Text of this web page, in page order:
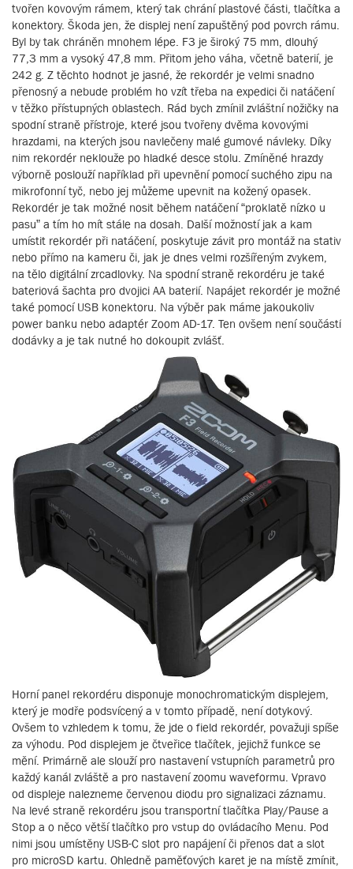
tvořen kovovým rámem, který tak chrání plastové části, tlačítka a
konektory. Škoda jen, že displej není zapuštěný pod povrch rámu.
Byl by tak chráněn mnohem lépe. F3 je široký 75 mm, dlouhý
77,3 mm a vysoký 47,8 mm. Přitom jeho váha, včetně baterií, je
242 g. Z těchto hodnot je jasné, že rekordér je velmi snadno
přenosný a nebude problém ho vzít třeba na expedici či natáčení
v těžko přístupných oblastech. Rád bych zmínil zvláštní nožičky na
spodní straně přístroje, které jsou tvořeny dvěma kovovými
hrazdami, na kterých jsou navlečeny malé gumové návleky. Díky
nim rekordér neklouže po hladké desce stolu. Zmíněné hrazdy
výborně poslouží například při upevnění pomocí suchého zipu na
mikrofonní tyč, nebo jej můžeme upevnit na kožený opasek.
Rekordér je tak možné nosit během natáčení “proklatě nízko u
pasu” a tím ho mít stále na dosah. Další možností jak a kam
umístit rekordér při natáčení, poskytuje závit pro montáž na stativ
nebo přímo na kameru či, jak je dnes velmi rozšířeným zvykem,
na tělo digitální zrcadlovky. Na spodní straně rekordéru je také
bateriová šachta pro dvojici AA baterií. Napájet rekordér je možné
také pomocí USB konektoru. Na výběr pak máme jakoukoliv
power banku nebo adaptér Zoom AD-17. Ten ovšem není součástí
dodávky a je tak nutné ho dokoupit zvlášť.
Horní panel rekordéru disponuje monochromatickým displejem,
který je modře podsvícený a v tomto případě, není dotykový.
Ovšem to vzhledem k tomu, že jde o field rekordér, považuji spíše
za výhodu. Pod displejem je čtveřice tlačítek, jejichž funkce se
mění. Primárně ale slouží pro nastavení vstupních parametrů pro
každý kanál zvláště a pro nastavení zoomu waveformu. Vpravo
od displeje nalezneme červenou diodu pro signalizaci záznamu.
Na levé straně rekordéru jsou transportní tlačítka Play/Pause a
Stop a o něco větší tlačítko pro vstup do ovládacího Menu. Pod
nimi jsou umístěny USB-C slot pro napájení či přenos dat a slot
pro microSD kartu. Ohledně paměťových karet je na místě zmínit,